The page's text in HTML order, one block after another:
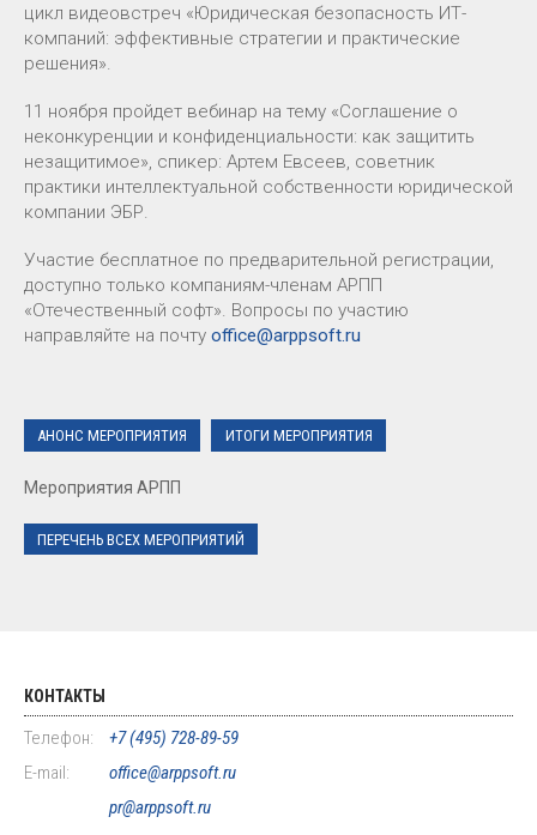
цикл видеовстреч «Юридическая безопасность ИТ-
компаний: эффективные стратегии и практические
решения».
11 ноября пройдет вебинар на тему «Соглашение о
неконкуренции и конфиденциальности: как защитить
незащитимое», спикер: Артем Евсеев, советник
практики интеллектуальной собственности юридической
компании ЭБР.
Участие бесплатное по предварительной регистрации,
доступно только компаниям-членам АРПП
«Отечественный софт». Вопросы по участию
направляйте на почту office@arppsoft.ru
АНОНС МЕРОПРИЯТИЯ ИТОГИ МЕРОПРИЯТИЯ
Мероприятия АРПП
ПЕРЕЧЕНЬ ВСЕХ МЕРОПРИЯТИЙ
КОНТАКТЫ
Телефон:
+7 (495) 728-89-59
E-mail:
office@arppsoft.ru
pr@arppsoft.ru